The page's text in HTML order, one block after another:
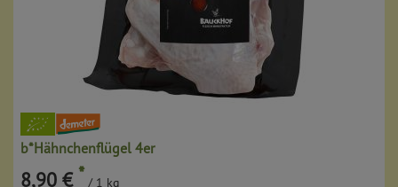
b*Hähnchenflügel 4er
8,90 € * / 1 kg